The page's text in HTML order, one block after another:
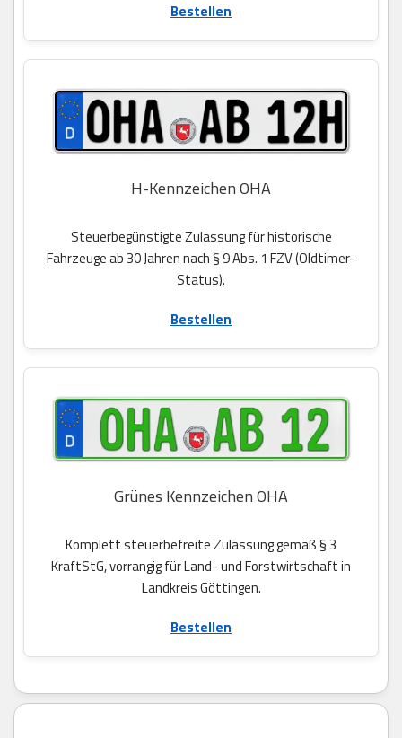
Bestellen
H-Kennzeichen OHA
Steuerbegünstigte Zulassung für historische
Fahrzeuge ab 30 Jahren nach § 9 Abs. 1 FZV (Oldtimer-
Status).
Bestellen
Grünes Kennzeichen OHA
Komplett steuerbefreite Zulassung gemäß § 3
KraftStG, vorrangig für Land- und Forstwirtschaft in
Landkreis Göttingen.
Bestellen